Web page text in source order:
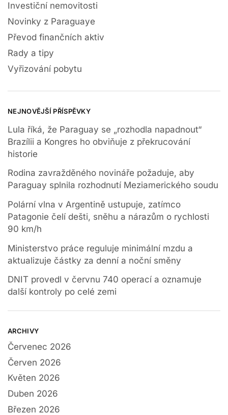
Investiční nemovitosti
Novinky z Paraguaye
Převod finančních aktiv
Rady a tipy
Vyřizování pobytu
NEJNOVĚJŠÍ PŘÍSPĚVKY
Lula říká, že Paraguay se „rozhodla napadnout“
Brazílii a Kongres ho obviňuje z překrucování
historie
Rodina zavražděného novináře požaduje, aby
Paraguay splnila rozhodnutí Meziamerického soudu
Polární vlna v Argentině ustupuje, zatímco
Patagonie čelí dešti, sněhu a nárazům o rychlosti
90 km/h
Ministerstvo práce reguluje minimální mzdu a
aktualizuje částky za denní a noční směny
DNIT provedl v červnu 740 operací a oznamuje
další kontroly po celé zemi
ARCHIVY
Červenec 2026
Červen 2026
Květen 2026
Duben 2026
Březen 2026